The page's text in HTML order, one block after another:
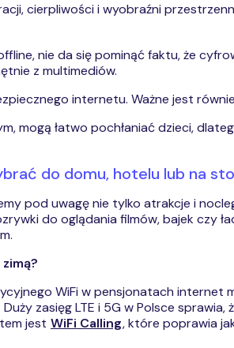
cierpliwości i wyobraźni
nie da się pominąć faktu, że
z multimediów.
internetu. Ważne jest
mogą łatwo pochłaniać dzieci,
do domu, hotelu lub na
pod uwagę nie tylko atrakcje i
do oglądania filmów, bajek czy
WiFi w pensjonatach internet
zasięg LTE i 5G w Polsce
jest WiFi Calling, które poprawia